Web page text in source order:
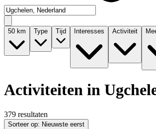
50 km Type Tijd Interesses Activiteit
Activiteiten in
379 resultaten
Sorteer op: Nieuwste eerst